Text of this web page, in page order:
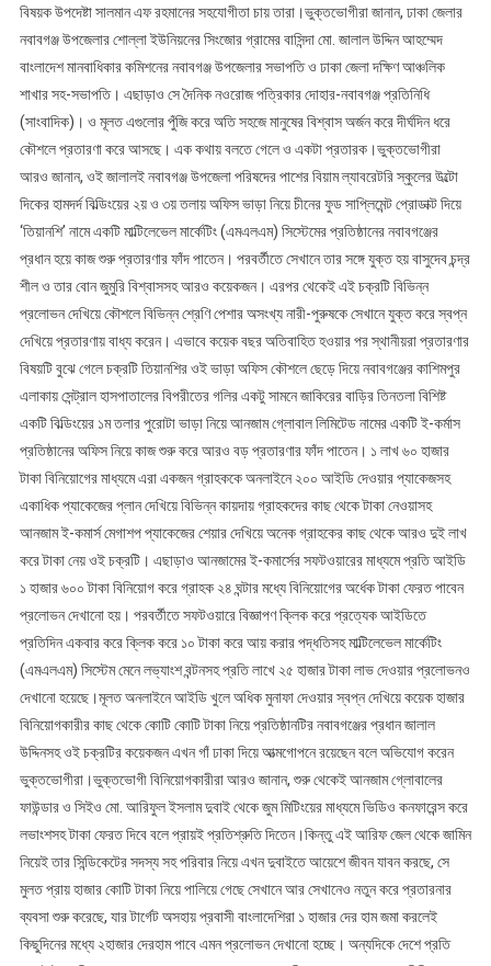
বিষয়ক উপদেষ্টা সালমান এফ রহমানের সহযোগীতা চায় তারা।ভুক্তভোগীরা জানান, ঢাকা জেলার
নবাবগঞ্জ উপজেলার শোল্লা ইউনিয়নের সিংজোর গ্রামের বাসিন্দা মো. জালাল উদ্দিন আহম্মেদ
বাংলাদেশ মানবাধিকার কমিশনের নবাবগঞ্জ উপজেলার সভাপতি ও ঢাকা জেলা দক্ষিণ আঞ্চলিক
শাখার সহ-সভাপতি। এছাড়াও সে দৈনিক নওরোজ পত্রিকার দোহার-নবাবগঞ্জ প্রতিনিধি
(সাংবাদিক)। ও মূলত এগুলোর পুঁজি করে অতি সহজে মানুষের বিশ্বাস অর্জন করে দীর্ঘদিন ধরে
কৌশলে প্রতারণা করে আসছে। এক কথায় বলতে গেলে ও একটা প্রতারক।ভুক্তভোগীরা
আরও জানান, ওই জালালই নবাবগঞ্জ উপজেলা পরিষদের পাশের বিয়াম ল্যাবরেটরি স্কুলের উল্টো
দিকের হামদর্দ বিল্ডিংয়ের ২য় ও ৩য় তলায় অফিস ভাড়া নিয়ে চীনের ফুড সাপ্লিমেন্ট প্রোডাক্ট দিয়ে
‘তিয়ানশি’ নামে একটি মাল্টিলেভেল মার্কেটিং (এমএলএম) সিস্টেমের প্রতিষ্ঠানের নবাবগঞ্জের
প্রধান হয়ে কাজ শুরু প্রতারণার ফাঁদ পাতেন। পরবর্তীতে সেখানে তার সঙ্গে যুক্ত হয় বাসুদেব চন্দ্র
শীল ও তার বোন জুমুরি বিশ্বাসসহ আরও কয়েকজন। এরপর থেকেই এই চক্রটি বিভিন্ন
প্রলোভন দেখিয়ে কৌশলে বিভিন্ন শ্রেণি পেশার অসংখ্য নারী-পুরুষকে সেখানে যুক্ত করে স্বপ্ন
দেখিয়ে প্রতারণায় বাধ্য করেন। এভাবে কয়েক বছর অতিবাহিত হওয়ার পর স্থানীয়রা প্রতারণার
বিষয়টি বুঝে গেলে চক্রটি তিয়ানশির ওই ভাড়া অফিস কৌশলে ছেড়ে দিয়ে নবাবগঞ্জের কাশিমপুর
এলাকায় সেন্ট্রাল হাসপাতালের বিপরীতের গলির একটু সামনে জাকিরের বাড়ির তিনতলা বিশিষ্ট
একটি বিল্ডিংয়ের ১ম তলার পুরোটা ভাড়া নিয়ে আনজাম গ্লোবাল লিমিটেড নামের একটি ই-কর্মাস
প্রতিষ্ঠানের অফিস নিয়ে কাজ শুরু করে আরও বড় প্রতারণার ফাঁদ পাতেন। ১ লাখ ৬০ হাজার
টাকা বিনিয়োগের মাধ্যমে এরা একজন গ্রাহককে অনলাইনে ২০০ আইডি দেওয়ার প্যাকেজসহ
একাধিক প্যাকেজের প্লান দেখিয়ে বিভিন্ন কায়দায় গ্রাহকদের কাছ থেকে টাকা নেওয়াসহ
আনজাম ই-কমার্স মেগাশপ প্যাকেজের শেয়ার দেখিয়ে অনেক গ্রাহকের কাছ থেকে আরও দুই লাখ
করে টাকা নেয় ওই চক্রটি। এছাড়াও আনজামের ই-কমার্সের সফটওয়ারের মাধ্যমে প্রতি আইডি
১ হাজার ৬০০ টাকা বিনিয়োগ করে গ্রাহক ২৪ ঘন্টার মধ্যে বিনিয়োগের অর্ধেক টাকা ফেরত পাবেন
প্রলোভন দেখানো হয়। পরবর্তীতে সফটওয়ারে বিজ্ঞাপণ ক্লিক করে প্রত্যেক আইডিতে
প্রতিদিন একবার করে ক্লিক করে ১০ টাকা করে আয় করার পদ্ধতিসহ মাল্টিলেভেল মার্কেটিং
(এমএলএম) সিস্টেম মেনে লভ্যাংশ বন্টনসহ প্রতি লাখে ২৫ হাজার টাকা লাভ দেওয়ার প্রলোভনও
দেখানো হয়েছে।মূলত অনলাইনে আইডি খুলে অধিক মুনাফা দেওয়ার স্বপ্ন দেখিয়ে কয়েক হাজার
বিনিয়োগকারীর কাছ থেকে কোটি কোটি টাকা নিয়ে প্রতিষ্ঠানটির নবাবগঞ্জের প্রধান জালাল
উদ্দিনসহ ওই চক্রটির কয়েকজন এখন গাঁ ঢাকা দিয়ে আত্মগোপনে রয়েছেন বলে অভিযোগ করেন
ভুক্তভোগীরা।ভুক্তভোগী বিনিয়োগকারীরা আরও জানান, শুরু থেকেই আনজাম গ্লোবালের
ফাউন্ডার ও সিইও মো. আরিফুল ইসলাম দুবাই থেকে জুম মিটিংয়ের মাধ্যমে ভিডিও কনফারেন্স করে
লভাংশসহ টাকা ফেরত দিবে বলে প্রায়ই প্রতিশ্রুতি দিতেন।কিন্তু এই আরিফ জেল থেকে জামিন
নিয়েই তার সিন্ডিকেটের সদস্য সহ পরিবার নিয়ে এখন দুবাইতে আয়েশে জীবন যাবন করছে, সে
মুলত প্রায় হাজার কোটি টাকা নিয়ে পালিয়ে গেছে সেখানে আর সেখানেও নতুন করে প্রতারনার
ব্যবসা শুরু করেছে, যার টার্গেট অসহায় প্রবাসী বাংলাদেশিরা ১ হাজার দের হাম জমা করলেই
কিছুদিনের মধ্যে ২হাজার দেরহাম পাবে এমন প্রলোভন দেখানো হচ্ছে। অন্যদিকে দেশে প্রতি